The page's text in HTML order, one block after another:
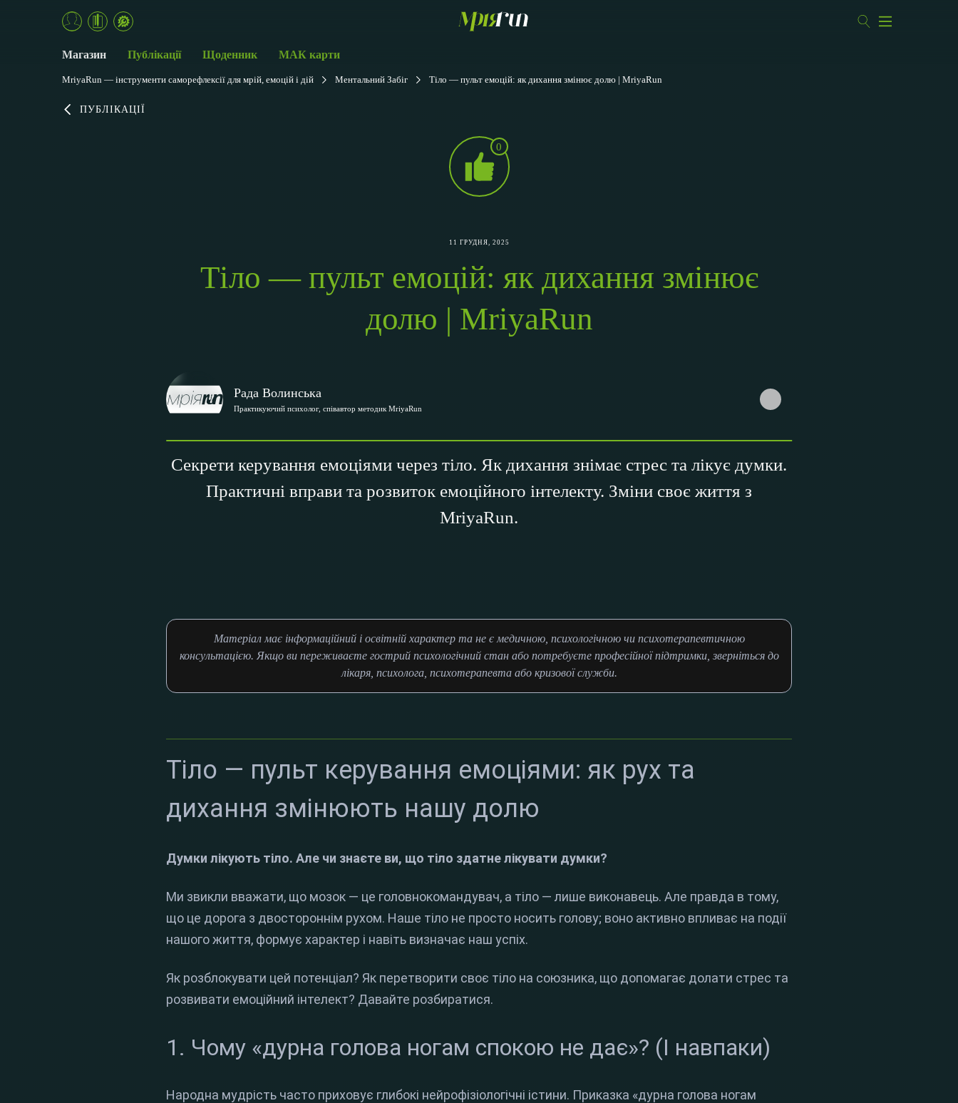
ПУБЛІКАЦІЇ
0
11 ГРУДНЯ, 2025
Тіло — пульт емоцій: як дихання змінює
долю | MriyaRun
Рада Волинська
Практикуючий психолог, співавтор методик MriyaRun
Секрети керування емоціями через тіло. Як дихання знімає стрес та лікує думки.
Практичні вправи та розвиток емоційного інтелекту. Зміни своє життя з
MriyaRun.
Матеріал має інформаційний і освітній характер та не є медичною, психологічною чи психотерапевтичною
консультацією. Якщо ви переживаєте гострий психологічний стан або потребуєте професійної підтримки, зверніться до
лікаря, психолога, психотерапевта або кризової служби.
Тіло — пульт керування емоціями: як рух та
дихання змінюють нашу долю
Думки лікують тіло. Але чи знаєте ви, що тіло здатне лікувати думки?
Ми звикли вважати, що мозок — це головнокомандувач, а тіло — лише виконавець. Але правда в тому,
що це дорога з двостороннім рухом. Наше тіло не просто носить голову; воно активно впливає на події
нашого життя, формує характер і навіть визначає наш успіх.
Як розблокувати цей потенціал? Як перетворити своє тіло на союзника, що допомагає долати стрес та
розвивати емоційний інтелект? Давайте розбиратися.
1. Чому «дурна голова ногам спокою не дає»? (І навпаки)
Народна мудрість часто приховує глибокі нейрофізіологічні істини. Приказка «дурна голова ногам
Магазин Публікації Щоденник МАК карти
MriyaRun — інструменти саморефлексії для мрій, емоцій і дій Ментальний Забіг Тіло — пульт емоцій: як дихання змінює долю | MriyaRun